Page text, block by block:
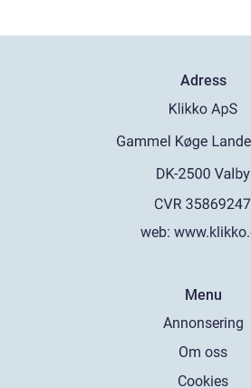
Adress
web:
Menu
Annonsering
Om oss
Cookies